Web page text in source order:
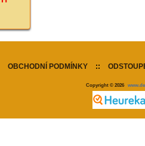
OBCHODNÍ PODMÍNKY ::
Copyright © 2026